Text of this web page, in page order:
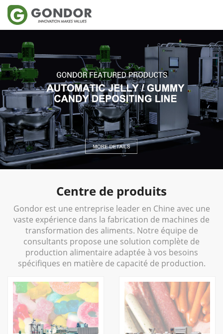
Centre de produits
Gondor est une entreprise leader en Chine avec une
vaste expérience dans la fabrication de machines de
transformation des aliments. Notre équipe de
consultants propose une solution complète de
production alimentaire adaptée à vos besoins
spécifiques en matière de capacité de production.